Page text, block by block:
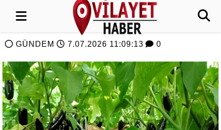
GÜNDEM 7.07.2026 11:09:13 0